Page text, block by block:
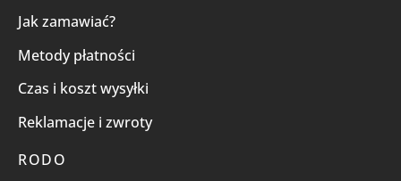
Jak zamawiać?
Metody płatności
Czas i koszt wysyłki
Reklamacje i zwroty
RODO